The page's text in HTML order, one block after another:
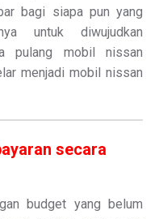
bagi siapa pun yang
untuk diwujudkan
pulang mobil nissan
menjadi mobil nissan
secara
budget yang belum